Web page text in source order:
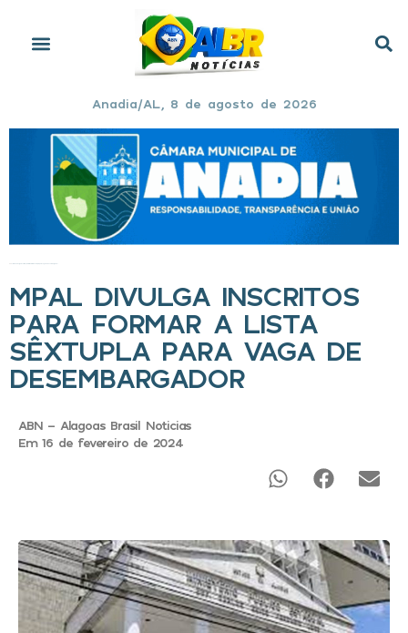
Anadia/AL, 8 de agosto de 2026
MPAL DIVULGA INSCRITOS
PARA FORMAR A LISTA
SÊXTUPLA PARA VAGA DE
DESEMBARGADOR
ABN - Alagoas Brasil Noticias
Em 16 de fevereiro de 2024